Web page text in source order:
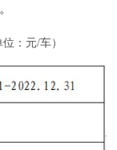
：元/车）